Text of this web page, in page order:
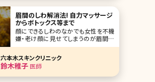
で美しいバストをキープしていると言わ
れています。しかし、豊胸手術の後にト
ラブルが起こるのはセレブも一般人
眉間のしわ解消法! 自力マッサージ
からボトックス等まで
顔にできるしわのなかでも女性を不機
嫌・老け顔に見せてしまうのが眉間の
しわです。笑うとできる目尻のシワと違
人」というネガティブな印象を与えてし
まい、ハッピーなできごとも遠ざかって
しまうかもしれません。では眉間のしわ
六本木スキンクリニック
鈴木稚子医師